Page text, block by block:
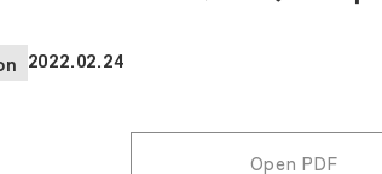
2022.02.24
Open PDF